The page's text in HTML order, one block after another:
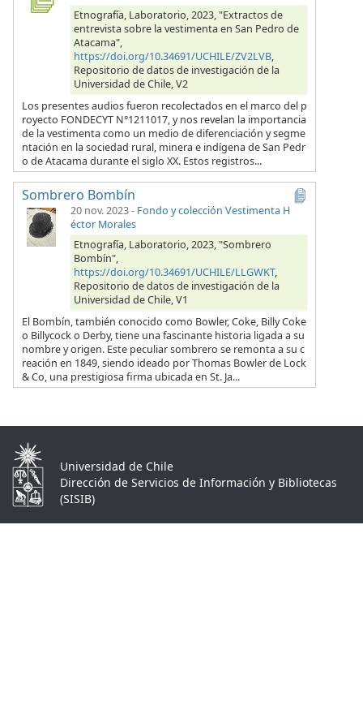
Etnografía, Laboratorio, 2023, "Extractos de
entrevista sobre la vestimenta en San Pedro de
Atacama",
https://doi.org/10.34691/UCHILE/ZV2LVB,
Repositorio de datos de investigación de la
Universidad de Chile, V2
Los presentes audios fueron recolectados en el marco del p
royecto FONDECYT N°1211017, y nos revelan la importancia
de la vestimenta como un medio de diferenciación y segme
ntación en la sociedad rural, minera e indígena de San Pedr
o de Atacama durante el siglo XX. Estos registros...
Sombrero Bombín
20 nov. 2023- Fondo y colección Vestimenta H
éctor Morales
Etnografía, Laboratorio, 2023, "Sombrero
Bombín",
https://doi.org/10.34691/UCHILE/LLGWKT,
Repositorio de datos de investigación de la
Universidad de Chile, V1
El Bombín, también conocido como Bowler, Coke, Billy Coke
o Billycock o Derby, tiene una fascinante historia ligada a su
nombre y origen. Este peculiar sombrero se remonta a su c
reación en 1849, siendo ideado por Thomas Bowler de Lock
& Co, una prestigiosa firma ubicada en St. Ja...
Universidad de Chile
Dirección de Servicios de Información y Bibliotecas
(SISIB)